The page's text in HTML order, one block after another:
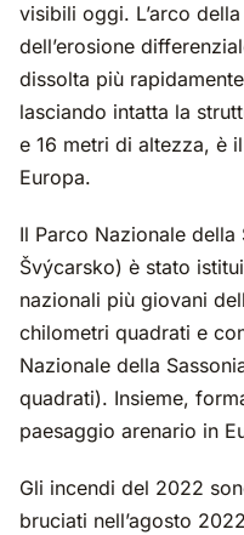
visibili oggi. L’arco
dell’erosione
dissolta più
lasciando intatta la
e 16 metri di altezza, è
Europa.
Il Parco Nazionale
Švýcarsko) è stato
nazionali più giovani
chilometri quadrati e
Nazionale della
quadrati). Insieme,
paesaggio arenario in
Gli incendi del 2022
bruciati nell’agosto